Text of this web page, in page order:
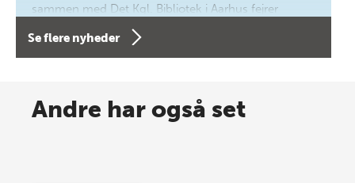
sammen med Det Kgl. Bibliotek i Aarhus fejrer
forfatterne bag vores nyes…
Spar op til 70% til sommer-
Se flere nyheder
Andre har også set